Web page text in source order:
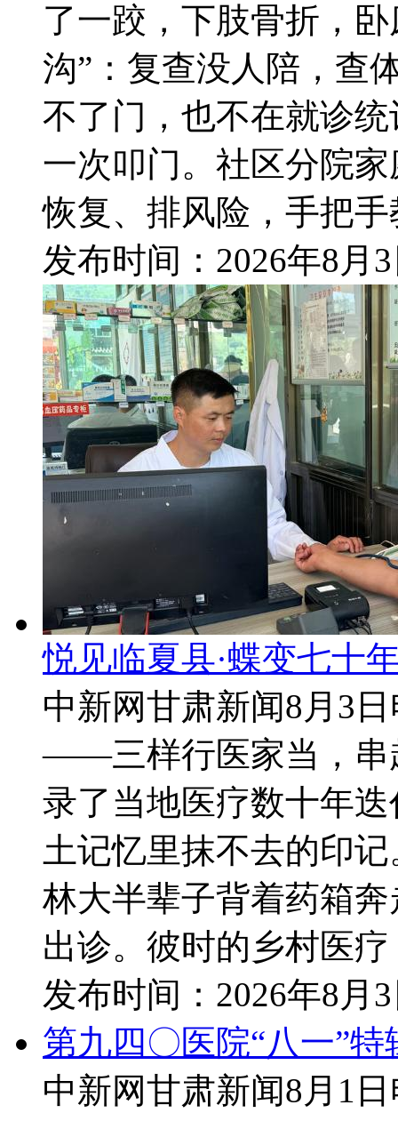
了一跤，下肢骨折，
沟”：复查没人陪，查
不了门，也不在就诊
一次叩门。社区分院
恢复、排风险，手把手
发布时间： 2026年8月
悦见临夏县·蝶变七十
中新网甘肃新闻8月3
——三样行医家当，串
录了当地医疗数十年
土记忆里抹不去的印
林大半辈子背着药箱
出诊。彼时的乡村医
发布时间： 2026年8月
第九四〇医院“八一”
中新网甘肃新闻8月1